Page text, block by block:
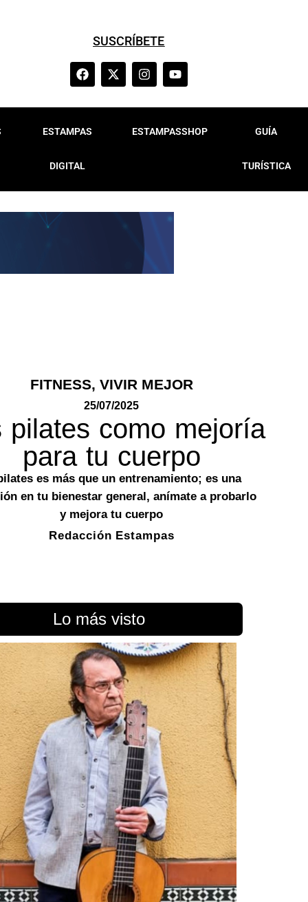
SUSCRÍBETE
ESTAMPAS
DIGITAL
ESTAMPASSHOP GUÍA
TURÍSTICA
FITNESS, VIVIR MEJOR
25/07/2025
pilates como mejoría
para tu cuerpo
es más que un entrenamiento; es una
en tu bienestar general, anímate a probarlo
y mejora tu cuerpo
Redacción Estampas
Lo más visto